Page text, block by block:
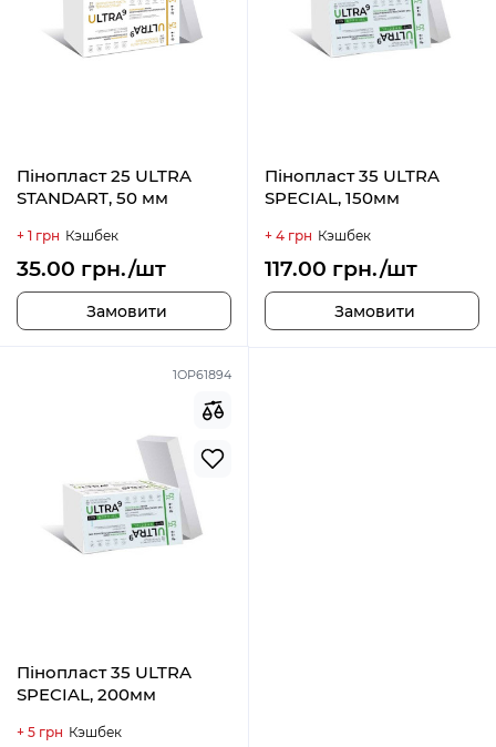
Пінопласт 25 ULTRA
STANDART, 50 мм
+ 1 грн Кэшбек
35.00 грн./шт
Замовити
Пінопласт 35 ULTRA
SPECIAL, 150мм
+ 4 грн Кэшбек
117.00 грн./шт
Замовити
1ОР61894
Пінопласт 35 ULTRA
SPECIAL, 200мм
+ 5 грн Кэшбек